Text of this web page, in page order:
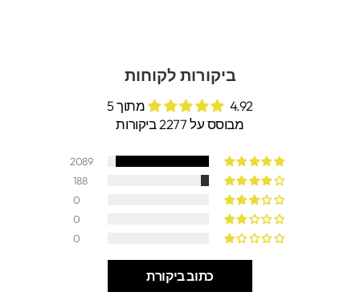
ביקורות לקוחות
4.92 מתוך 5
מבוסס על 2277 ביקורות
2089
188
0
0
0
כתוב ביקורת